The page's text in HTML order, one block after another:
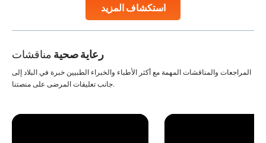
استكشاف المزيد
رعاية صحية مناقشات
المراجعات والمناقشات المهمة مع أكثر الأطباء والخبراء الطبيين خبرة في البلاد إلى
جانب تعليقات المرضى على منصتنا.